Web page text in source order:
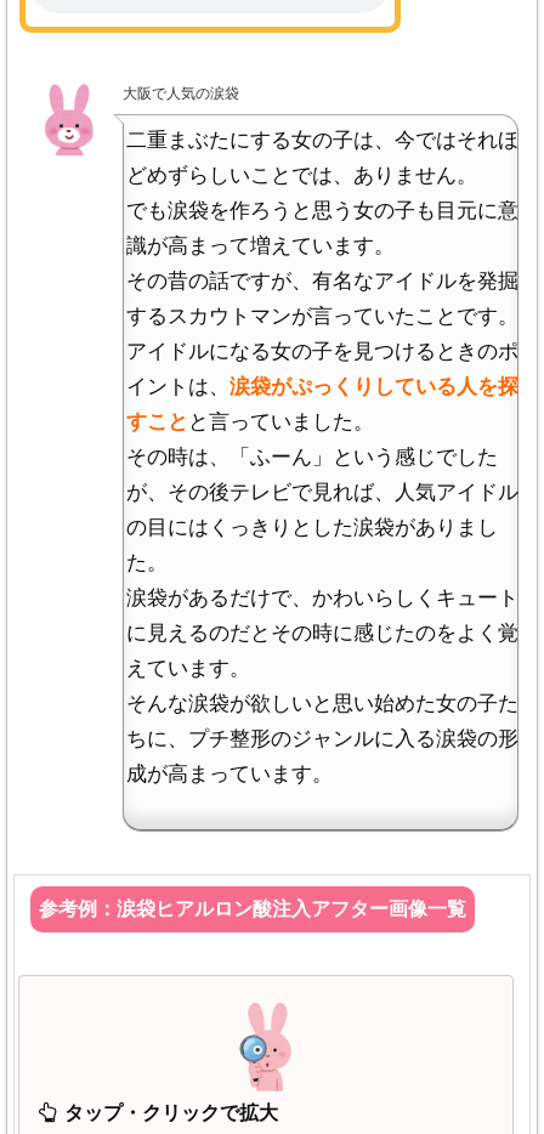
大阪で人気の涙袋
二重まぶたにする女の子は、今ではそれほ
どめずらしいことでは、ありません。
でも涙袋を作ろうと思う女の子も目元に意
識が高まって増えています。
その昔の話ですが、有名なアイドルを発掘
するスカウトマンが言っていたことです。
アイドルになる女の子を見つけるときのポ
イントは、 涙袋がぷっくりしている人を探
すこと と言っていました。
その時は、「ふーん」という感じでした
が、その後テレビで見れば、人気アイドル
の目にはくっきりとした涙袋がありまし
た。
涙袋があるだけで、かわいらしくキュート
に見えるのだとその時に感じたのをよく覚
えています。
そんな涙袋が欲しいと思い始めた女の子た
ちに、プチ整形のジャンルに入る涙袋の形
成が高まっています。
参考例：涙袋ヒアルロン酸注入アフター画像一覧
タップ・クリックで拡大